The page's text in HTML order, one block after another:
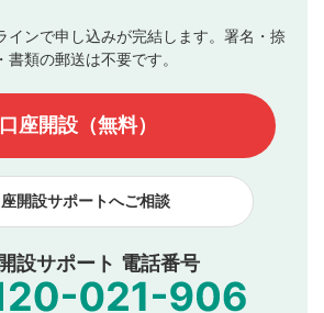
トは当社にて審査のうえ、掲載となり
までに日数がかかる場合や掲載されない
せん。各動画コンテンツへの掲載をもっ
いたします。ご了承ください。
すると判断された投稿内容は、掲載を
ございます。
テンツとは無関係の内容の投稿
謗中傷や差別的表現投稿
反する内容の投稿
、電話番号など個人を特定できる情報の
インで申し込みが完結します。署名・捺
書類の郵送は不要です。
口座開設（無料）
開設サポートへご相談
設サポート 電話番号